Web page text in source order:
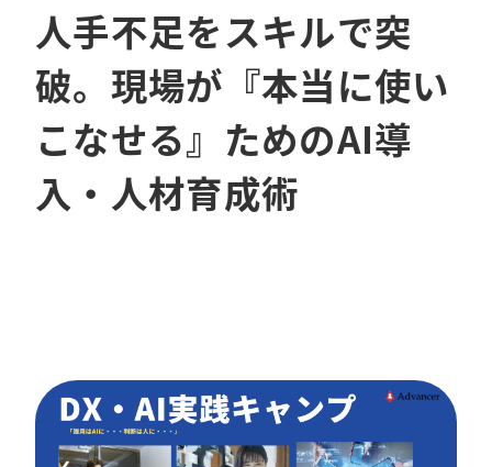
人手不足をスキルで突
破。現場が『本当に使い
こなせる』ためのAI導
入・人材育成術